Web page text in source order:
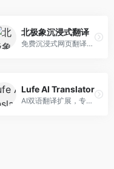
北极象沉浸式翻译
免费沉浸式网页翻译工具，专注于阅读体验。面向普通用户，提供网页双语翻译、文档翻译等服务，免费使用，翻译质量高。
Lufe AI Translator
AI双语翻译扩展，专注于浏览器翻译场景。面向外语内容阅读者，提供网页双语翻译、划词翻译等服务，浏览器集成便捷。